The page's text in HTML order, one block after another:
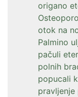
origano
otok na
Palmino
pačuli
polnih
popucali